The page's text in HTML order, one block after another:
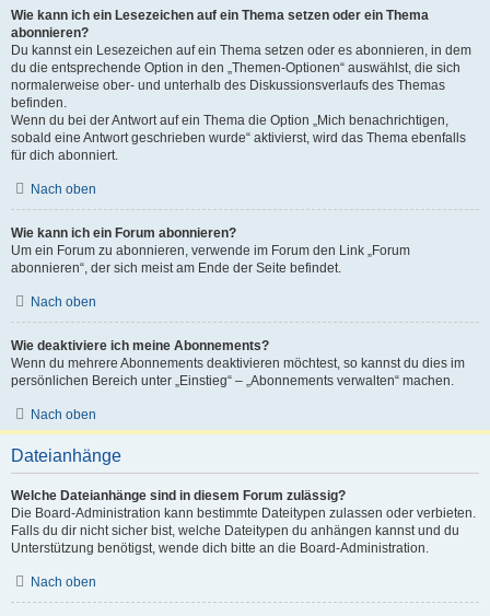
Wie kann ich ein Lesezeichen auf ein Thema setzen oder ein Thema
abonnieren?
Du kannst ein Lesezeichen auf ein Thema setzen oder es abonnieren, in dem
du die entsprechende Option in den „Themen-Optionen“ auswählst, die sich
normalerweise ober- und unterhalb des Diskussionsverlaufs des Themas
befinden.
Wenn du bei der Antwort auf ein Thema die Option „Mich benachrichtigen,
sobald eine Antwort geschrieben wurde“ aktivierst, wird das Thema ebenfalls
für dich abonniert.
Nach oben
Wie kann ich ein Forum abonnieren?
Um ein Forum zu abonnieren, verwende im Forum den Link „Forum
abonnieren“, der sich meist am Ende der Seite befindet.
Nach oben
Wie deaktiviere ich meine Abonnements?
Wenn du mehrere Abonnements deaktivieren möchtest, so kannst du dies im
persönlichen Bereich unter „Einstieg“ – „Abonnements verwalten“ machen.
Nach oben
Dateianhänge
Welche Dateianhänge sind in diesem Forum zulässig?
Die Board-Administration kann bestimmte Dateitypen zulassen oder verbieten.
Falls du dir nicht sicher bist, welche Dateitypen du anhängen kannst und du
Unterstützung benötigst, wende dich bitte an die Board-Administration.
Nach oben